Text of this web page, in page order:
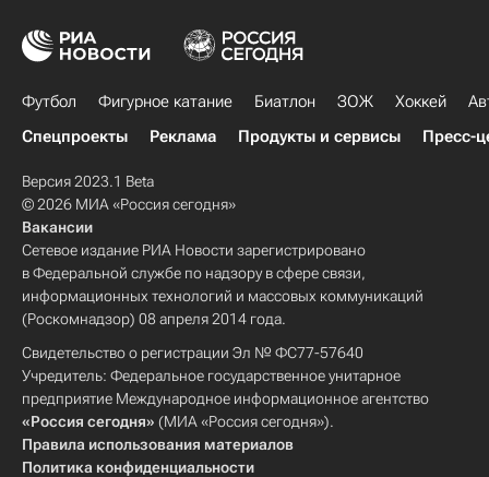
Футбол Фигурное катание Биатлон ЗОЖ Хоккей
Спецпроекты
Реклама Продукты и сервисы Пресс-
Версия 2023.1 Beta
© 2026 МИА «Россия сегодня»
Вакансии
Сетевое издание РИА Новости зарегистрировано
в Федеральной службе по надзору в сфере связи,
информационных технологий и массовых коммуникаций
(Роскомнадзор) 08 апреля 2014 года.
Свидетельство о регистрации Эл № ФС77-57640
Учредитель: Федеральное государственное унитарное
предприятие Международное информационное агентство
«Россия сегодня» (МИА «Россия сегодня»).
Правила использования материалов
Политика конфиденциальности